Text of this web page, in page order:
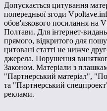
Допускається цитування
попередньої згоди
обов'язкового посилання на
Полтави. Для інтернет-
прямого, відкритого для
цитовані статті не нижче
джерела. Порушення
Законом. Матеріали з
"Партнерський матеріал",
та "Партнерський
реклами.